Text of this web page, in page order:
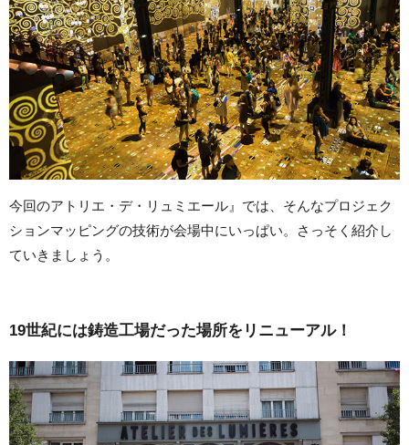
今回のアトリエ・デ・リュミエール』では、そんなプロジェク
ションマッピングの技術が会場中にいっぱい。さっそく紹介し
ていきましょう。
19世紀には鋳造工場だった場所をリニューアル！